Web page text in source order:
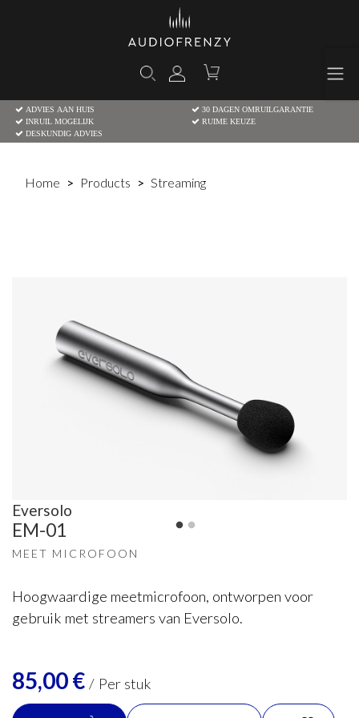
ADVIES AAN HUIS
30 DAGEN OMRUILGARANTIE
INRUIL MOGELIJK
RUIME KEUZE
DESKUNDIG ADVIES
Home Products Streaming
Eversolo
EM-01
MEET MICROFOON
Hoogwaardige meetmicrofoon, ontworpen voor
gebruik met streamers van Eversolo.
85,00€ / Per stuk